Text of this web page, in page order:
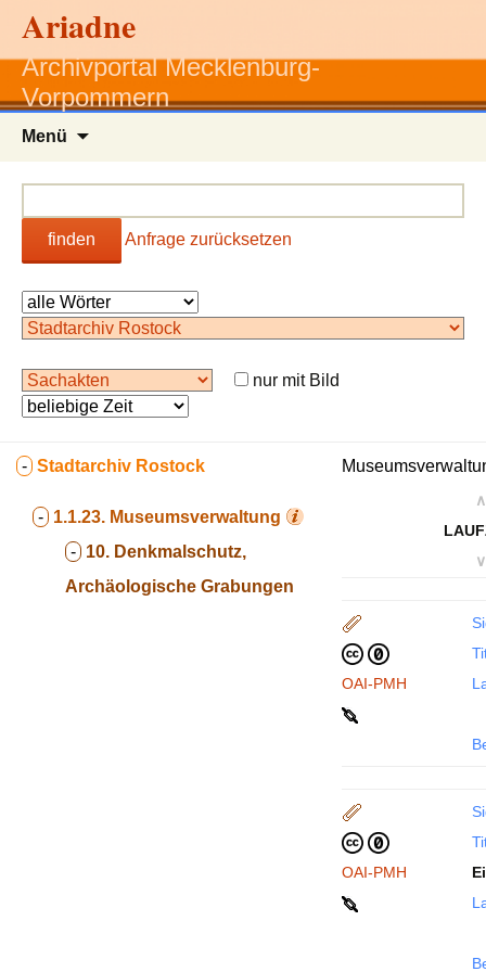
Ariadne
Archivportal Mecklenburg-
Vorpommern
Menü
finden Anfrage zurücksetzen
nur mit Bild
- Stadtarchiv Rostock
- 1.1.23. Museumsverwaltung
- 10. Denkmalschutz,
Archäologische Grabungen
∧
∨
OAI-PMH
OAI-PMH